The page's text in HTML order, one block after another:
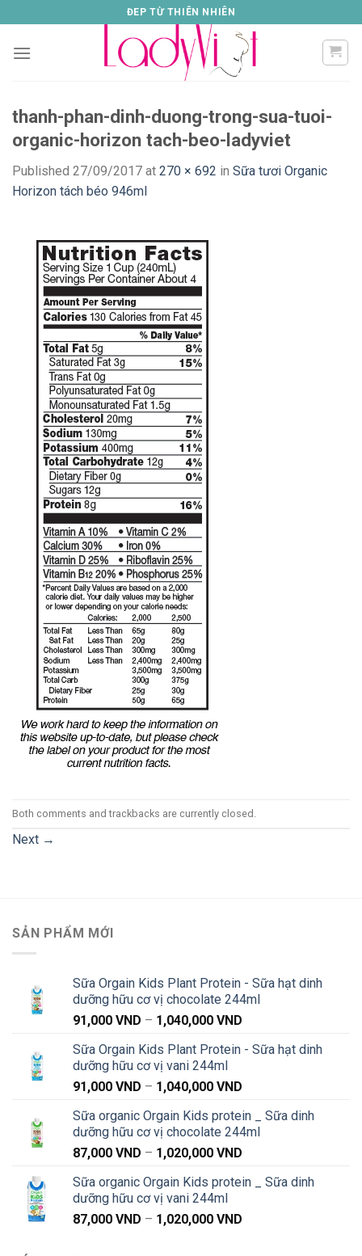
to
content
ĐEP TỪ THIÊN NHIÊN
thanh-phan-dinh-duong-trong-sua-tuoi-
organic-horizon tach-beo-ladyviet
Published 27/09/2017 at 270 × 692 in Sữa tươi Organic
Horizon tách béo 946ml
Both comments and trackbacks are currently closed.
Next →
SẢN PHẨM MỚI
Sữa Orgain Kids Plant Protein - Sữa hạt dinh
dưỡng hữu cơ vị chocolate 244ml
91,000 VND – 1,040,000 VND
từ
Sữa Orgain Kids Plant Protein - Sữa hạt dinh
dưỡng hữu cơ vị vani 244ml
91,000 VND – 1,040,000 VND
từ
91,000 VND
Sữa organic Orgain Kids protein _ Sữa dinh
dưỡng hữu cơ vị chocolate 244ml
87,000 VND – 1,020,000 VND
từ
Sữa organic Orgain Kids protein _ Sữa dinh
dưỡng hữu cơ vị vani 244ml
87,000 VND – 1,020,000 VND